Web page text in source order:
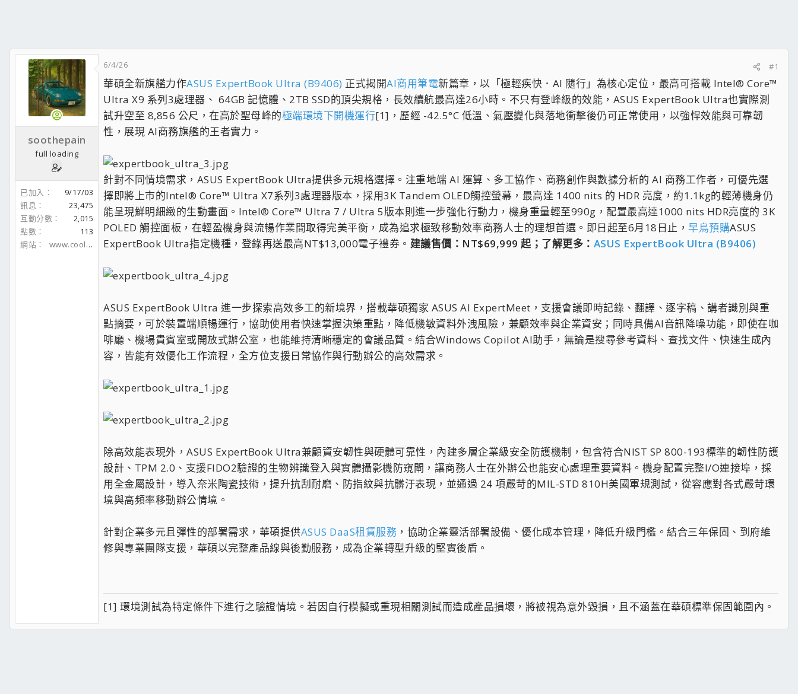
soothepain
full loading
已加入
9/17/03
訊息
23,475
互動分數
2,015
點數
113
網站
www.coolaler.com
6/4/26 #1
華碩全新旗艦力作ASUS ExpertBook Ultra (B9406) 正式揭開AI商用筆電新篇章，以「極輕疾快．AI 隨行」為核心定位，最高可搭載 Intel® Core™
Ultra X9 系列3處理器、 64GB 記憶體、2TB SSD的頂尖規格，長效續航最高達26小時。不只有登峰級的效能，ASUS ExpertBook Ultra也實際測
試升空至 8,856 公尺，在高於聖母峰的極端環境下開機運行[1]，歷經 -42.5°C 低溫、氣壓變化與落地衝擊後仍可正常使用，以強悍效能與可靠韌
性，展現 AI商務旗艦的王者實力。
針對不同情境需求，ASUS ExpertBook Ultra提供多元規格選擇。注重地端 AI 運算、多工協作、商務創作與數據分析的 AI 商務工作者，可優先選
擇即將上市的Intel® Core™ Ultra X7系列3處理器版本，採用3K Tandem OLED觸控螢幕，最高達 1400 nits 的 HDR 亮度，約1.1kg的輕薄機身仍
能呈現鮮明細緻的生動畫面。Intel® Core™ Ultra 7 / Ultra 5版本則進一步強化行動力，機身重量輕至990g，配置最高達1000 nits HDR亮度的 3K
POLED 觸控面板，在輕盈機身與流暢作業間取得完美平衡，成為追求極致移動效率商務人士的理想首選。即日起至6月18日止， 早鳥預購ASUS
ExpertBook Ultra指定機種，登錄再送最高NT$13,000電子禮券。 建議售價：NT$69,999 起；了解更多： ASUS ExpertBook Ultra (B9406)
ASUS ExpertBook Ultra 進一步探索高效多工的新境界，搭載華碩獨家 ASUS AI ExpertMeet，支援會議即時記錄、翻譯、逐字稿、講者識別與重
點摘要，可於裝置端順暢運行，協助使用者快速掌握決策重點，降低機敏資料外洩風險，兼顧效率與企業資安；同時具備AI音訊降噪功能，即使在咖
啡廳、機場貴賓室或開放式辦公室，也能維持清晰穩定的會議品質。結合Windows Copilot AI助手，無論是搜尋參考資料、查找文件、快速生成內
容，皆能有效優化工作流程，全方位支援日常協作與行動辦公的高效需求。
除高效能表現外，ASUS ExpertBook Ultra兼顧資安韌性與硬體可靠性，內建多層企業級安全防護機制，包含符合NIST SP 800-193標準的韌性防護
設計、TPM 2.0、支援FIDO2驗證的生物辨識登入與實體攝影機防窺閘，讓商務人士在外辦公也能安心處理重要資料。機身配置完整I/O連接埠，採
用全金屬設計，導入奈米陶瓷技術，提升抗刮耐磨、防指紋與抗髒汙表現，並通過 24 項嚴苛的MIL-STD 810H美國軍規測試，從容應對各式嚴苛環
境與高頻率移動辦公情境。
針對企業多元且彈性的部署需求，華碩提供ASUS DaaS租賃服務 ，協助企業靈活部署設備、優化成本管理，降低升級門檻。結合三年保固、到府維
修與專業團隊支援，華碩以完整產品線與後勤服務，成為企業轉型升級的堅實後盾。
[1] 環境測試為特定條件下進行之驗證情境。若因自行模擬或重現相關測試而造成產品損壞，將被視為意外毀損，且不涵蓋在華碩標準保固範圍內。